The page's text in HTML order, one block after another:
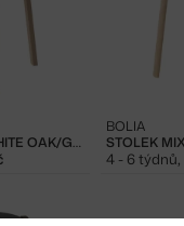
STOLEK MIX Ø46, WHITE OAK/GREY WHITE MARBLE
BOLIA
4 - 6 týdnů,